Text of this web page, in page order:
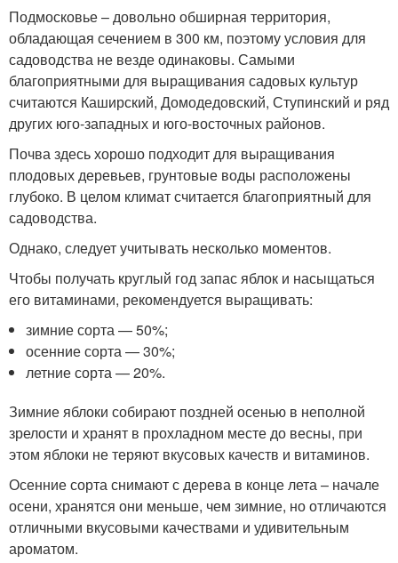
Подмосковье – довольно обширная территория,
обладающая сечением в 300 км, поэтому условия для
садоводства не везде одинаковы. Самыми
благоприятными для выращивания садовых культур
считаются Каширский, Домодедовский, Ступинский и ряд
других юго-западных и юго-восточных районов.
Почва здесь хорошо подходит для выращивания
плодовых деревьев, грунтовые воды расположены
глубоко. В целом климат считается благоприятный для
садоводства.
Однако, следует учитывать несколько моментов.
Чтобы получать круглый год запас яблок и насыщаться
его витаминами, рекомендуется выращивать:
зимние сорта — 50%;
осенние сорта — 30%;
летние сорта — 20%.
Зимние яблоки собирают поздней осенью в неполной
зрелости и хранят в прохладном месте до весны, при
этом яблоки не теряют вкусовых качеств и витаминов.
Осенние сорта снимают с дерева в конце лета – начале
осени, хранятся они меньше, чем зимние, но отличаются
отличными вкусовыми качествами и удивительным
ароматом.